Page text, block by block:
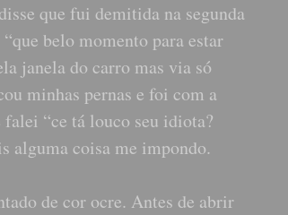
que fui demitida na segunda
belo momento para estar
janela do carro mas via só
minhas pernas e foi com a
“ce tá louco seu idiota?
alguma coisa me impondo.
de cor ocre. Antes de abrir